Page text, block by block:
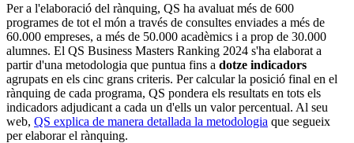
Per a l'elaboració del rànquing, QS ha avaluat més de 600
programes de tot el món a través de consultes enviades a més de
60.000 empreses, a més de 50.000 acadèmics i a prop de 30.000
alumnes. El QS Business Masters Ranking 2024 s'ha elaborat a
partir d'una metodologia que puntua fins a dotze indicadors
agrupats en els cinc grans criteris. Per calcular la posició final en el
rànquing de cada programa, QS pondera els resultats en tots els
indicadors adjudicant a cada un d'ells un valor percentual. Al seu
web, QS explica de manera detallada la metodologia que segueix
per elaborar el rànquing.